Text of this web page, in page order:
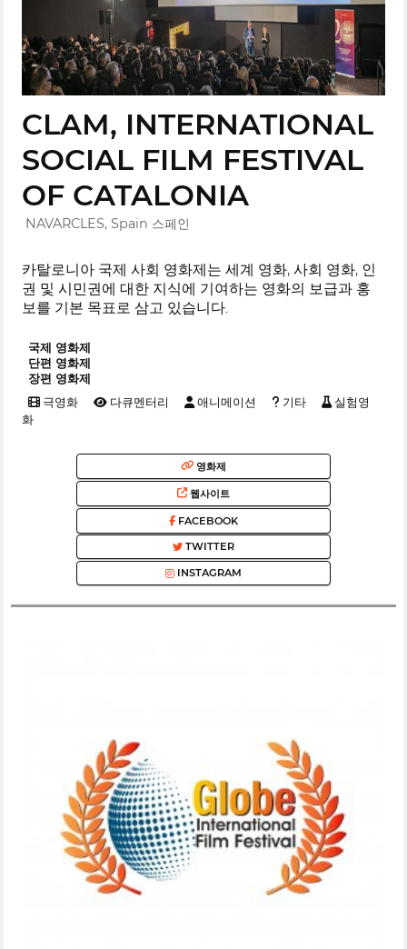
CLAM, INTERNATIONAL
SOCIAL FILM FESTIVAL
OF CATALONIA
NAVARCLES, Spain 스페인
카탈로니아 국제 사회 영화제는 세계 영화, 사회 영화, 인
권 및 시민권에 대한 지식에 기여하는 영화의 보급과 홍
보를 기본 목표로 삼고 있습니다.
국제 영화제
단편 영화제
장편 영화제
극영화 다큐멘터리 애니메이션 기타
실험영
화
영화제
웹사이트
FACEBOOK
TWITTER
INSTAGRAM